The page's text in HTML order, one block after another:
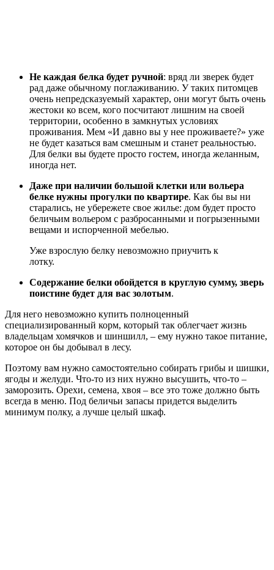
Не каждая белка будет ручной: вряд ли зверек будет
рад даже обычному поглаживанию. У таких питомцев
очень непредсказуемый характер, они могут быть очень
жестоки ко всем, кого посчитают лишним на своей
территории, особенно в замкнутых условиях
проживания. Мем «И давно вы у нее проживаете?» уже
не будет казаться вам смешным и станет реальностью.
Для белки вы будете просто гостем, иногда желанным,
иногда нет.
Даже при наличии большой клетки или вольера
белке нужны прогулки по квартире. Как бы вы ни
старались, не убережете свое жилье: дом будет просто
беличьим вольером с разбросанными и погрызенными
вещами и испорченной мебелью.
Уже взрослую белку невозможно приучить к
лотку.
Содержание белки обойдется в круглую сумму, зверь
поистине будет для вас золотым.
Для него невозможно купить полноценный
специализированный корм, который так облегчает жизнь
владельцам хомячков и шиншилл, – ему нужно такое питание,
которое он бы добывал в лесу.
Поэтому вам нужно самостоятельно собирать грибы и шишки,
ягоды и желуди. Что-то из них нужно высушить, что-то –
заморозить. Орехи, семена, хвоя – все это тоже должно быть
всегда в меню. Под беличьи запасы придется выделить
минимум полку, а лучше целый шкаф.